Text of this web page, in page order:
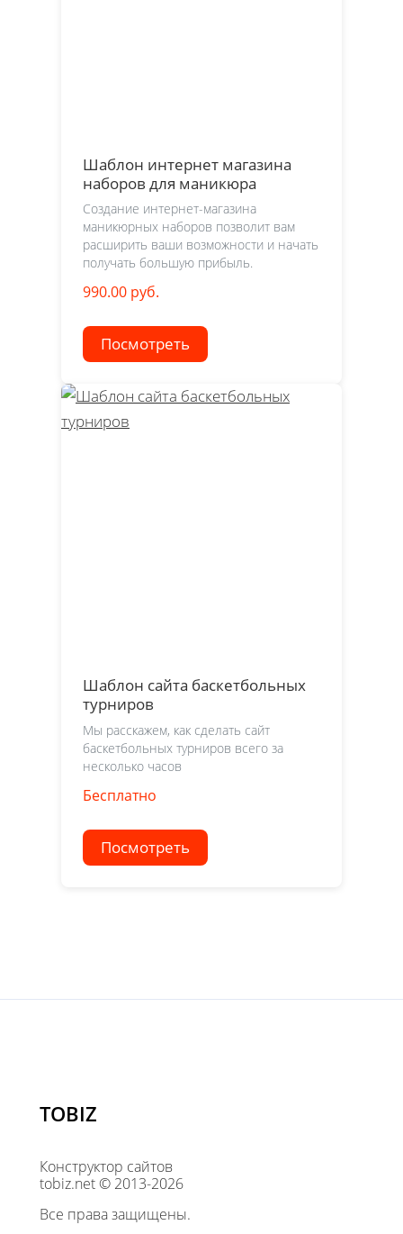
Шаблон интернет магазина
наборов для маникюра
Создание интернет-магазина
маникюрных наборов позволит вам
расширить ваши возможности и начать
получать большую прибыль.
990.00 руб.
Посмотреть
Шаблон сайта баскетбольных
турниров
Мы расскажем, как сделать сайт
баскетбольных турниров всего за
несколько часов
Бесплатно
Посмотреть
TOBIZ
Конструктор сайтов
tobiz.net © 2013-2026
Все права защищены.